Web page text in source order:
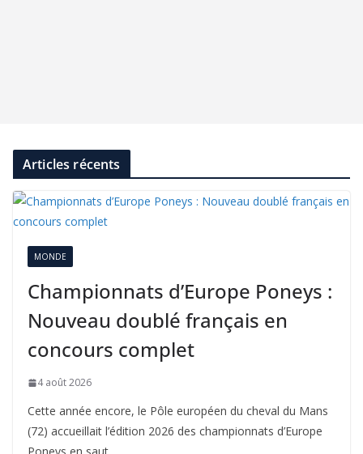
Articles récents
MONDE
Championnats d’Europe Poneys :
Nouveau doublé français en
concours complet
4 août 2026
Cette année encore, le Pôle européen du cheval du Mans
(72) accueillait l’édition 2026 des championnats d’Europe